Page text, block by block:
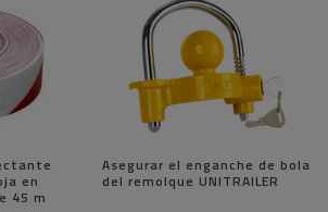
en
45 m
Asegurar el enganche de bola
del remolque UNITRAILER